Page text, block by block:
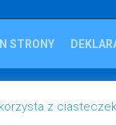
STRONY
z